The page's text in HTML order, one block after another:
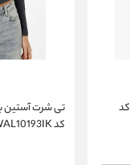
شورت لامبادا زنانه کوتون Koton کد
کد 6WAL10193IK